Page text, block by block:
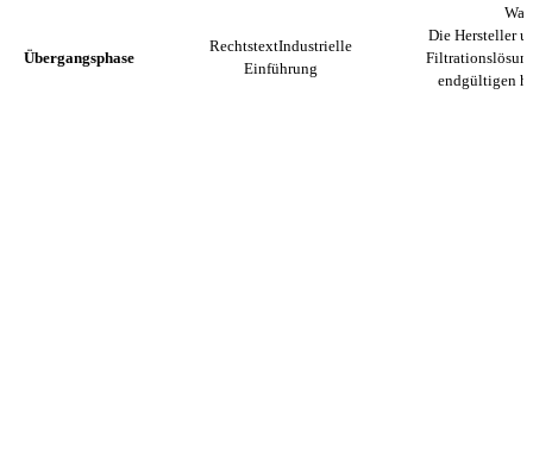
Übergangsphase
RechtstextIndustrielle
Einführung
Die Hersteller
endgültigen